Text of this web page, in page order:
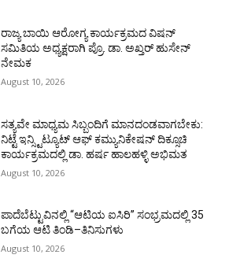
ರಾಜ್ಯ ಬಾಯಿ ಆರೋಗ್ಯ ಕಾರ್ಯಕ್ರಮದ ವಿಷನ್
ಸಮಿತಿಯ ಅಧ್ಯಕ್ಷರಾಗಿ ಪ್ರೊ. ಡಾ. ಅಖ್ತರ್ ಹುಸೇನ್
ನೇಮಕ
August 10, 2026
ಸತ್ಯವೇ ಮಾಧ್ಯಮ ಸಿಬ್ಬಂದಿಗೆ ಮಾನದಂಡವಾಗಬೇಕು:
ನಿಟ್ಟೆ ಇನ್ಸ್ಟಿಟ್ಯೂಟ್ ಆಫ್ ಕಮ್ಯುನಿಕೇಷನ್ ದಿಕ್ಸೂಚಿ
ಕಾರ್ಯಕ್ರಮದಲ್ಲಿ ಡಾ. ಹರ್ಷ ಹಾಲಹಳ್ಳಿ ಅಭಿಮತ
August 10, 2026
ಪಾದೆಬೆಟ್ಟುವಿನಲ್ಲಿ “ಆಟಿಯ ಐಸಿರಿ’’ ಸಂಭ್ರಮದಲ್ಲಿ 35
ಬಗೆಯ ಆಟಿ ತಿಂಡಿ–ತಿನಿಸುಗಳು
August 10, 2026